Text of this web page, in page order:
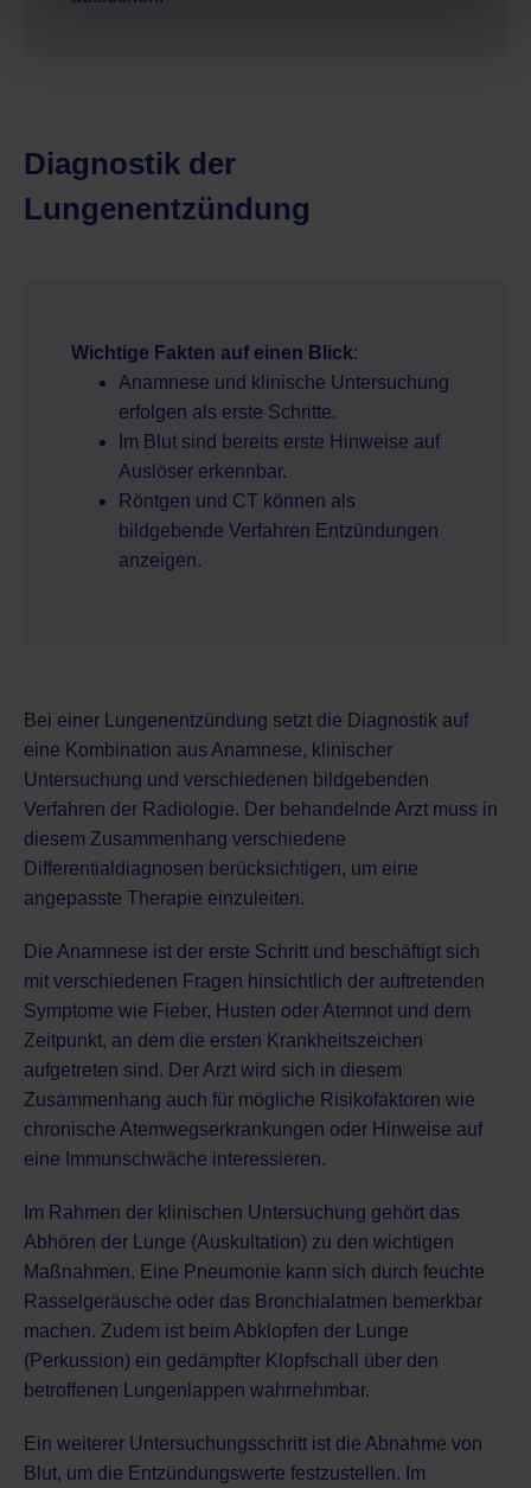
Diagnostik der
Lungenentzündung
Wichtige Fakten auf einen Blick:
Anamnese und klinische Untersuchung
erfolgen als erste Schritte.
Im Blut sind bereits erste Hinweise auf
Auslöser erkennbar.
Röntgen und CT können als
bildgebende Verfahren Entzündungen
anzeigen.
Bei einer Lungenentzündung setzt die Diagnostik auf
eine Kombination aus Anamnese, klinischer
Untersuchung und verschiedenen bildgebenden
Verfahren der Radiologie. Der behandelnde Arzt muss in
diesem Zusammenhang verschiedene
Differentialdiagnosen berücksichtigen, um eine
angepasste Therapie einzuleiten.
Die Anamnese ist der erste Schritt und beschäftigt sich
mit verschiedenen Fragen hinsichtlich der auftretenden
Symptome wie Fieber, Husten oder Atemnot und dem
Zeitpunkt, an dem die ersten Krankheitszeichen
aufgetreten sind. Der Arzt wird sich in diesem
Zusammenhang auch für mögliche Risikofaktoren wie
chronische Atemwegserkrankungen oder Hinweise auf
eine Immunschwäche interessieren.
Im Rahmen der klinischen Untersuchung gehört das
Abhören der Lunge (Auskultation) zu den wichtigen
Maßnahmen. Eine Pneumonie kann sich durch feuchte
Rasselgeräusche oder das Bronchialatmen bemerkbar
machen. Zudem ist beim Abklopfen der Lunge
(Perkussion) ein gedämpfter Klopfschall über den
betroffenen Lungenlappen wahrnehmbar.
Ein weiterer Untersuchungsschritt ist die Abnahme von
Blut, um die Entzündungswerte festzustellen. Im